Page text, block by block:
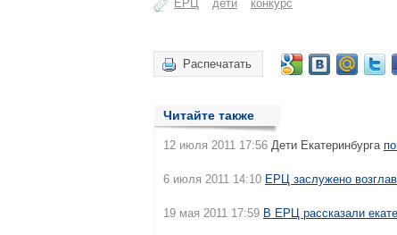
ЕРЦ дети конкурс
Распечатать
Читайте также
12 июля 2011 17:56 Дети Екатеринбурга
6 июля 2011 14:10 ЕРЦ заслужено
19 мая 2011 17:59 В ЕРЦ рассказали